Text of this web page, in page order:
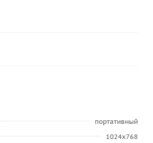
портативный
1024x768